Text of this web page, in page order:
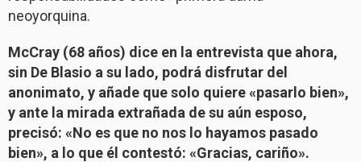
neoyorquina.
McCray (68 años) dice en la entrevista que ahora,
sin De Blasio a su lado, podrá disfrutar del
anonimato, y añade que solo quiere «pasarlo bien»,
y ante la mirada extrañada de su aún esposo,
precisó: «No es que no nos lo hayamos pasado
bien», a lo que él contestó: «Gracias, cariño».